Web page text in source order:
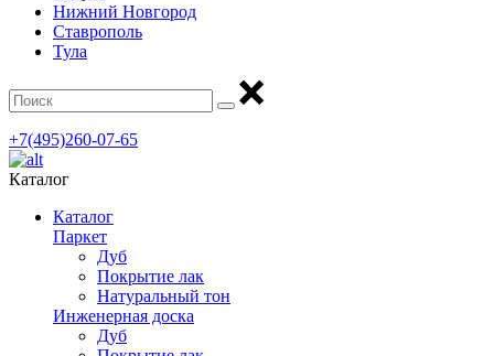
Нижний Новгород
Ставрополь
Тула
+7(495)260-07-65
Каталог
Каталог
Паркет
Дуб
Покрытие лак
Натуральный тон
Инженерная доска
Дуб